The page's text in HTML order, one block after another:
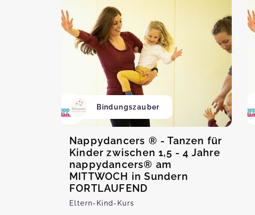
Bindungszauber
Nappydancers ® - Tanzen für
Kinder zwischen 1,5 - 4 Jahre
nappydancers® am
MITTWOCH in Sundern
FORTLAUFEND
Eltern-Kind-Kurs